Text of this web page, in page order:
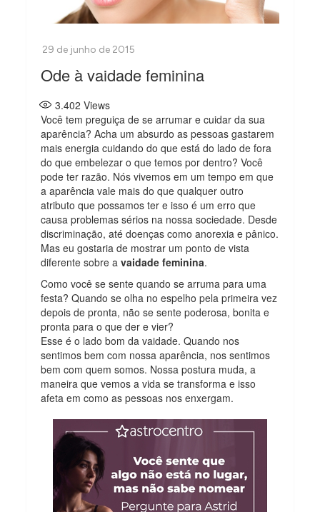
Ode à vaidade feminina
3.402 Views
Você tem preguiça de se arrumar e cuidar da sua
aparência? Acha um absurdo as pessoas gastarem
mais energia cuidando do que está do lado de fora
do que embelezar o que temos por dentro? Você
pode ter razão. Nós vivemos em um tempo em que
a aparência vale mais do que qualquer outro
atributo que possamos ter e isso é um erro que
causa problemas sérios na nossa sociedade. Desde
discriminação, até doenças como anorexia e pânico.
Mas eu gostaria de mostrar um ponto de vista
diferente sobre avaidade feminina.
Como você se sente quando se arruma para uma
festa? Quando se olha no espelho pela primeira vez
depois de pronta, não se sente poderosa, bonita e
pronta para o que der e vier?
Esse é o lado bom da vaidade. Quando nos
sentimos bem com nossa aparência, nos sentimos
bem com quem somos. Nossa postura muda, a
maneira que vemos a vida se transforma e isso
afeta em como as pessoas nos enxergam.